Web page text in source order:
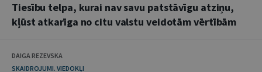
Tiesību telpa, kurai nav savu patstāvīgu atziņu,
kļūst atkarīga no citu valstu veidotām vērtībām
DAIGA REZEVSKA
SKAIDROJUMI. VIEDOKĻI